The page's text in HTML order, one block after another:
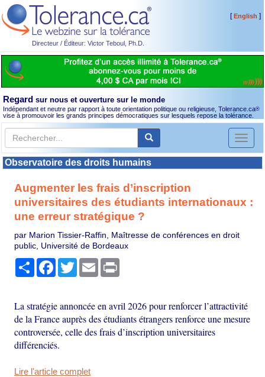
Directeur / Éditeur: Victor Teboul, Ph.D.
[English ]
Regard sur nous et ouverture sur le monde
Indépendant et neutre par rapport à toute orientation politique ou religieuse, Tolerance.ca®
vise à promouvoir les grands principes démocratiques sur lesquels repose la tolérance.
Toggle
Observatoire des droits humains
Augmenter les frais d’inscription
universitaires des étudiants internationaux :
une erreur stratégique ?
par Marion Tissier-Raffin, Maîtresse de conférences en droit
public, Université de Bordeaux
PartagerFacebook
TwitterEmail
La stratégie annoncée en avril 2026 pour renforcer l’attractivité
de la France auprès des étudiants étrangers renforce une mesure
controversée, celle des frais d’inscription universitaires
différenciés.
Lire l'article complet